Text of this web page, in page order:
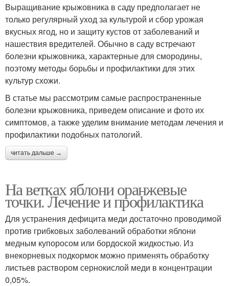
Выращивание крыжовника в саду предполагает не
только регулярный уход за культурой и сбор урожая
вкусных ягод, но и защиту кустов от заболеваний и
нашествия вредителей. Обычно в саду встречают
болезни крыжовника, характерные для смородины,
поэтому методы борьбы и профилактики для этих
культур схожи.
В статье мы рассмотрим самые распространенные
болезни крыжовника, приведем описание и фото их
симптомов, а также уделим внимание методам лечения и
профилактики подобных патологий.
читать дальше →
На ветках яблони оранжевые
точки. Лечение и профилактика
Для устранения дефицита меди достаточно проводимой
против грибковых заболеваний обработки яблони
медным купоросом или бордоской жидкостью. Из
внекорневых подкормок можно применять обработку
листьев раствором сернокислой меди в концентрации
0,05%.